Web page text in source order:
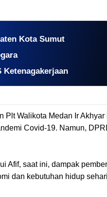
Kota Sumut
Ketenagakerjaan
Plt Walikota Medan Ir Akhyar
Covid-19. Namun,
Afif, saat ini, dampak
dan kebutuhan hidup